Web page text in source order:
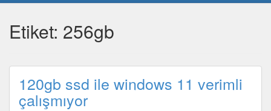
Etiket: 256gb
120gb ssd ile windows 11 verimli
çalışmıyor